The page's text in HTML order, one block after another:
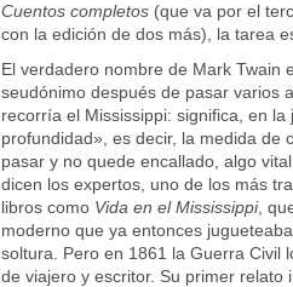
Cuentos completos(que va por el
con la edición de dos más), la tarea
El verdadero nombre de Mark Twain
seudónimo después de pasar varios
recorría el Mississippi: significa, en
profundidad», es decir, la medida de
pasar y no quede encallado, algo
dicen los expertos, uno de los más
libros como Vida en el Mississippi,
moderno que ya entonces
soltura. Pero en 1861 la Guerra Civil
de viajero y escritor. Su primer